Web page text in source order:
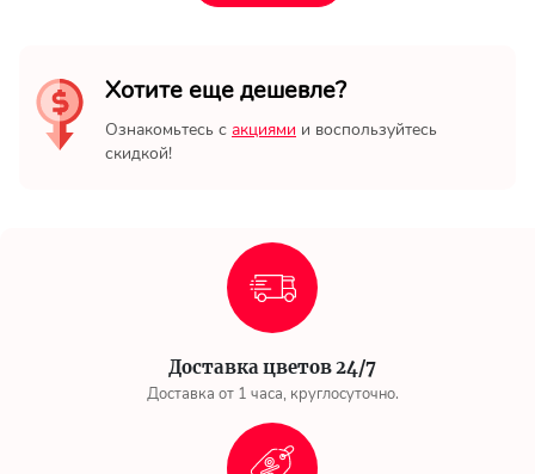
Хотите еще дешевле?
Ознакомьтесь с акциями и воспользуйтесь
скидкой!
Доставка цветов 24/7
Доставка от 1 часа, круглосуточно.